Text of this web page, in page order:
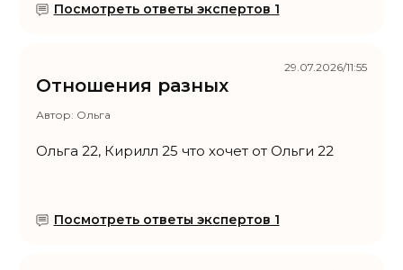
Посмотреть ответы экспертов 1
Отношения разных
Автор: Ольга
Ольга 22, Кирилл 25 что хочет от Ольги 22
Посмотреть ответы экспертов 1
29.07.2026/11:55